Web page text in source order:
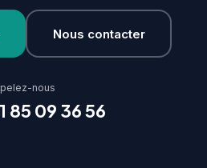
Nous contacter
nous
85 09 36 56